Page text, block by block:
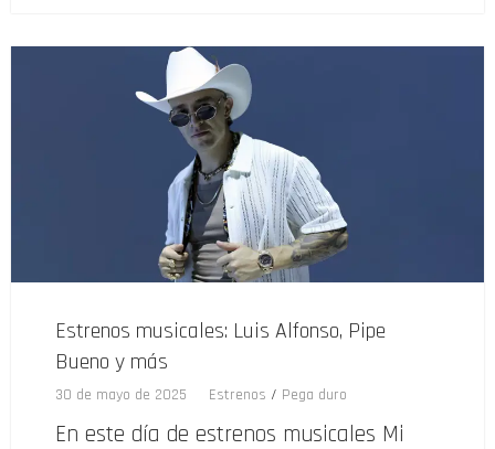
Estrenos musicales: Luis Alfonso, Pipe
Bueno y más
30 de mayo de 2025 Estrenos / Pega duro
En este día de estrenos musicales Mi